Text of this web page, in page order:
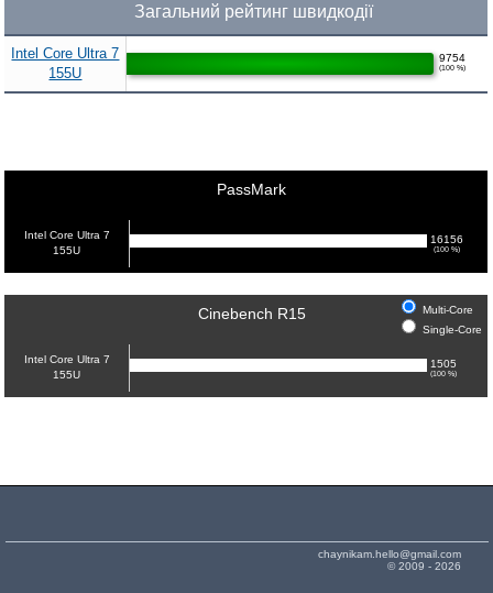
Загальний рейтинг швидкодії
Intel Core Ultra 7
155U
9754
(100 %)
PassMark
Intel Core Ultra 7
155U
16156
(100 %)
Cinebench R15
Multi-Core
Single-Core
Intel Core Ultra 7
155U
1505
(100 %)
chaynikam.hello@gmail.com
© 2009 - 2026